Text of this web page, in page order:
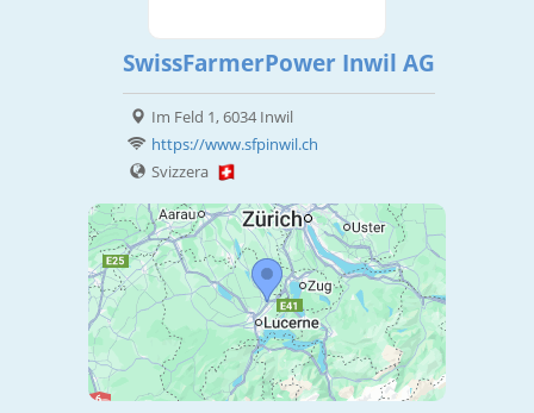
SwissFarmerPower Inwil AG
Im Feld 1, 6034 Inwil
https://www.sfpinwil.ch
Svizzera